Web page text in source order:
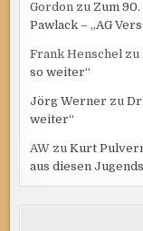
Gordon zu Zum
Pawlack – „AG
Frank Henschel zu
so weiter“
Jörg Werner zu
weiter“
AW zuKurt
aus diesen